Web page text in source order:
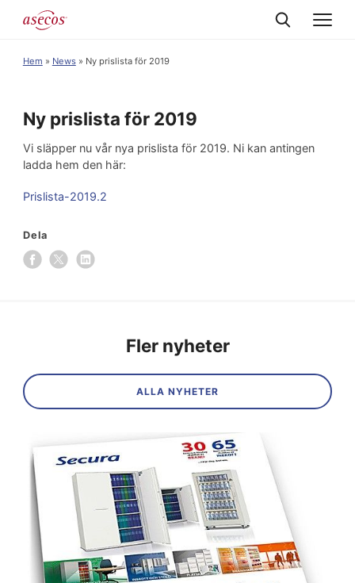
Hem » News» Ny prislista för 2019
Ny prislista för 2019
Vi släpper nu vår nya prislista för 2019. Ni kan antingen
ladda hem den här:
Prislista-2019.2
Dela
Fler nyheter
ALLA NYHETER